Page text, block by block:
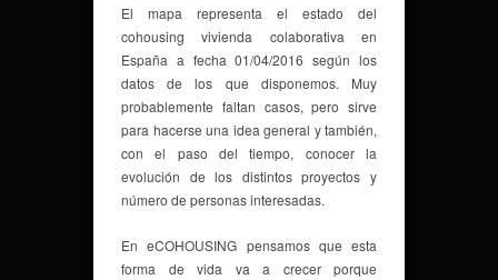
El mapa representa el estado del
cohousing vivienda colaborativa en
España a fecha 01/04/2016 según los
datos de los que disponemos. Muy
probablemente faltan casos, pero sirve
para hacerse una idea general y también,
con el paso del tiempo, conocer la
evolución de los distintos proyectos y
número de personas interesadas.
En eCOHOUSING pensamos que esta
forma de vida va a crecer porque